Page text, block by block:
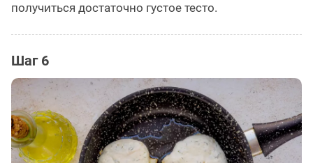
получиться достаточно густое тесто.
Шаг 6